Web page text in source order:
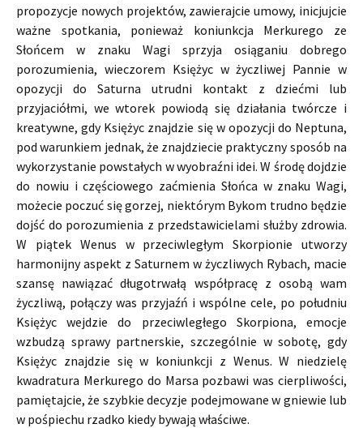
propozycje nowych projektów, zawierajcie umowy, inicjujcie
ważne spotkania, ponieważ koniunkcja Merkurego ze
Słońcem w znaku Wagi sprzyja osiąganiu dobrego
porozumienia, wieczorem Księżyc w życzliwej Pannie w
opozycji do Saturna utrudni kontakt z dziećmi lub
przyjaciółmi, we wtorek powiodą się działania twórcze i
kreatywne, gdy Księżyc znajdzie się w opozycji do Neptuna,
pod warunkiem jednak, że znajdziecie praktyczny sposób na
wykorzystanie powstałych w wyobraźni idei. W środę dojdzie
do nowiu i częściowego zaćmienia Słońca w znaku Wagi,
możecie poczuć się gorzej, niektórym Bykom trudno będzie
dojść do porozumienia z przedstawicielami służby zdrowia.
W piątek Wenus w przeciwległym Skorpionie utworzy
harmonijny aspekt z Saturnem w życzliwych Rybach, macie
szansę nawiązać długotrwałą współpracę z osobą wam
życzliwą, połączy was przyjaźń i wspólne cele, po południu
Księżyc wejdzie do przeciwległego Skorpiona, emocje
wzbudzą sprawy partnerskie, szczególnie w sobotę, gdy
Księżyc znajdzie się w koniunkcji z Wenus. W niedzielę
kwadratura Merkurego do Marsa pozbawi was cierpliwości,
pamiętajcie, że szybkie decyzje podejmowane w gniewie lub
w pośpiechu rzadko kiedy bywają właściwe.